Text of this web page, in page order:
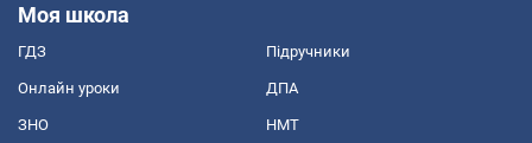
Моя школа
ГДЗ Підручники
Онлайн уроки ДПА
ЗНО НМТ